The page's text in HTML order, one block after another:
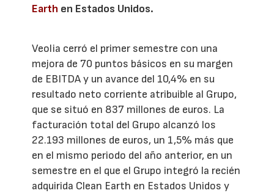
Earth en Estados Unidos.
Veolia cerró el primer semestre con una
mejora de 70 puntos básicos en su margen
de EBITDA y un avance del 10,4% en su
resultado neto corriente atribuible al Grupo,
que se situó en 837 millones de euros. La
facturación total del Grupo alcanzó los
22.193 millones de euros, un 1,5% más que
en el mismo periodo del año anterior, en un
semestre en el que el Grupo integró la recién
adquirida Clean Earth en Estados Unidos y